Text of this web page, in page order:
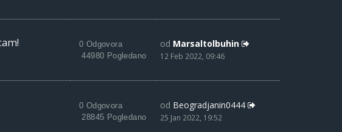
0 Odgovora
44980 Pogledano
od Marsaltolbuhin
12 Feb 2022, 09:46
0 Odgovora
28845 Pogledano
od Beogradjanin0444
25 Jan 2022, 19:52